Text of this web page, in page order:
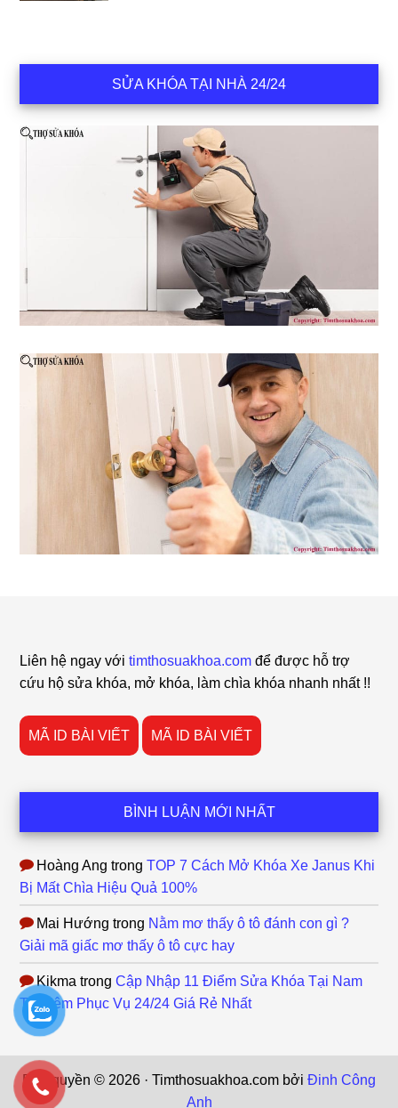
SỬA KHÓA TẠI NHÀ 24/24
Liên hệ ngay vớitimthosuakhoa.com để được hỗ trợ
cứu hộ sửa khóa, mở khóa, làm chìa khóa nhanh nhất !!
MÃ ID BÀI VIẾT MÃ ID BÀI VIẾT
BÌNH LUẬN MỚI NHẤT
Hoàng Ang trongTOP 7 Cách Mở Khóa Xe Janus Khi
Bị Mất Chìa Hiệu Quả 100%
Mai Hướng trong Nằm mơ thấy ô tô đánh con gì ?
Giải mã giấc mơ thấy ô tô cực hay
Kikma trongCập Nhập 11 Điểm Sửa Khóa Tại Nam
Từ Liêm Phục Vụ 24/24 Giá Rẻ Nhất
Bản quyền © 2026 · Timthosuakhoa.com bởi Đinh Công
Anh